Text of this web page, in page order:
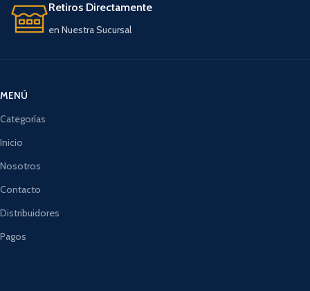
Retiros Directamente
en Nuestra Sucursal
MENÚ
Categorías
Inicio
Nosotros
Contacto
Distribuidores
Pagos